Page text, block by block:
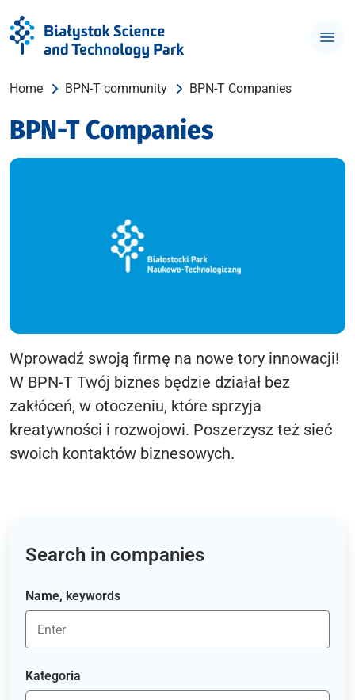
Home BPN-T community BPN-T Companies
BPN-T Companies
Wprowadź swoją firmę na nowe tory innowacji!
W BPN-T Twój biznes będzie działał bez
zakłóceń, w otoczeniu, które sprzyja
kreatywności i rozwojowi. Poszerzysz też sieć
swoich kontaktów biznesowych.
Search in companies
Name, keywords
Kategoria